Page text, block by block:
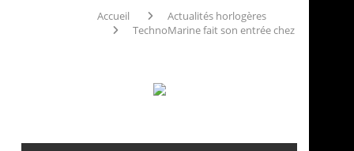
Accueil
Actualités horlogères
TechnoMarine fait son entrée chez